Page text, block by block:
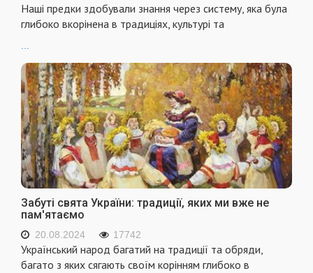
Наші предки здобували знання через систему, яка була
глибоко вкорінена в традиціях, культурі та
Забуті свята України: традиції, яких ми вже не
пам'ятаємо
20.08.2024 17742
Український народ багатий на традиції та обряди,
багато з яких сягають своїм корінням глибоко в